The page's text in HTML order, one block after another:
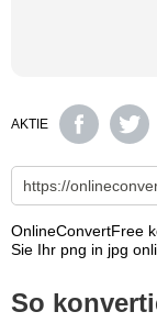
AKTIE
OnlineConvertFree
Sie Ihr png in jpg
So